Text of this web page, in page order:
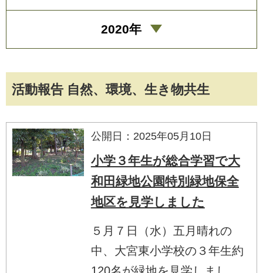
活動報告 自然、環境、生き物共生
公開日：2025年05月10日
小学３年生が総合学習で大
和田緑地公園特別緑地保全
地区を見学しました
５月７日（水）五月晴れの
中、大宮東小学校の３年生約
2020年